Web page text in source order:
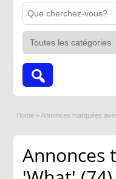
Home » Annonces marquées
Annonces